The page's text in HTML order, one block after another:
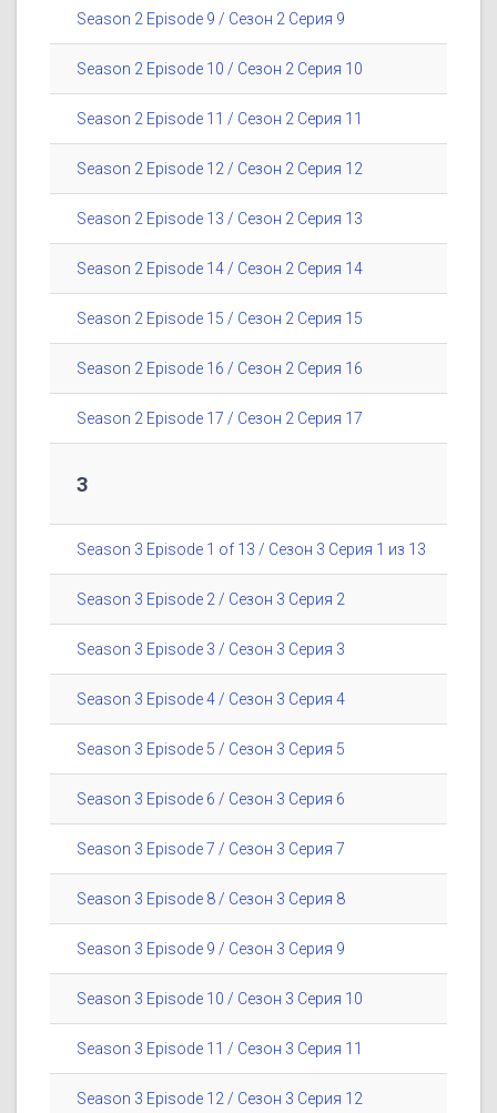
Season 2 Episode 9 / Сезон 2 Серия 9
Season 2 Episode 10 / Сезон 2 Серия 10
Season 2 Episode 11 / Сезон 2 Серия 11
Season 2 Episode 12 / Сезон 2 Серия 12
Season 2 Episode 13 / Сезон 2 Серия 13
Season 2 Episode 14 / Сезон 2 Серия 14
Season 2 Episode 15 / Сезон 2 Серия 15
Season 2 Episode 16 / Сезон 2 Серия 16
Season 2 Episode 17 / Сезон 2 Серия 17
3
Season 3 Episode 1 of 13 / Сезон 3 Серия 1 из 13
Season 3 Episode 2 / Сезон 3 Серия 2
Season 3 Episode 3 / Сезон 3 Серия 3
Season 3 Episode 4 / Сезон 3 Серия 4
Season 3 Episode 5 / Сезон 3 Серия 5
Season 3 Episode 6 / Сезон 3 Серия 6
Season 3 Episode 7 / Сезон 3 Серия 7
Season 3 Episode 8 / Сезон 3 Серия 8
Season 3 Episode 9 / Сезон 3 Серия 9
Season 3 Episode 10 / Сезон 3 Серия 10
Season 3 Episode 11 / Сезон 3 Серия 11
Season 3 Episode 12 / Сезон 3 Серия 12